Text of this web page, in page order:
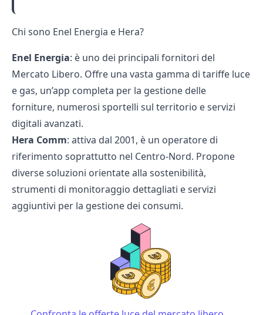
Chi sono Enel Energia e Hera?
Enel Energia: è uno dei principali fornitori del
Mercato Libero. Offre una vasta gamma di tariffe luce
e gas, un’app completa per la gestione delle
forniture, numerosi sportelli sul territorio e servizi
digitali avanzati.
Hera Comm: attiva dal 2001, è un operatore di
riferimento soprattutto nel Centro-Nord. Propone
diverse soluzioni orientate alla sostenibilità,
strumenti di monitoraggio dettagliati e servizi
aggiuntivi per la gestione dei consumi.